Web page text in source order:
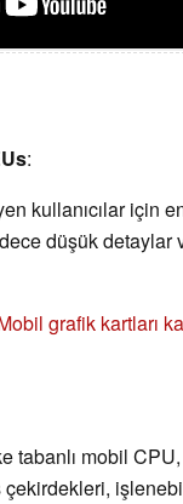
:
kullanıcılar için
düşük
grafik kartları
tabanlı mobil